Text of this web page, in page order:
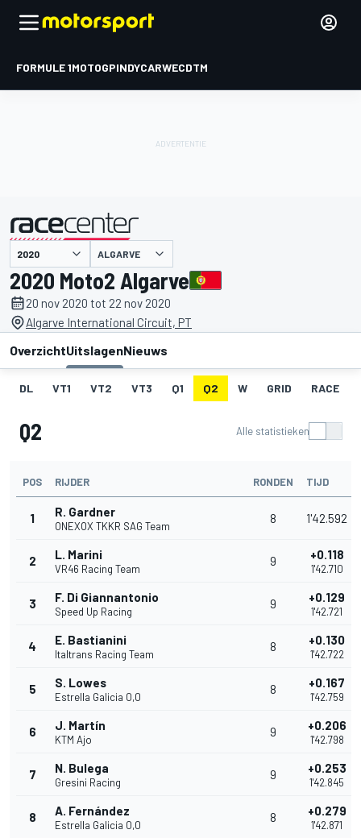
FORMULE 1MOTOGPINDYCARWECDTM
gepresenteerd door ALGARVE
2020 Moto2 Algarve
20 nov 2020 tot 22 nov 2020
Algarve International Circuit, PT
OverzichtUitslagenNieuws
DL VT1 VT2 VT3 Q1 Q2 W GRID RACE
Q2 Alle statistieken
POS RIJDER RONDEN TIJD
1 R. Gardner
ONEXOX TKKR SAG Team
8 1'42.592
2 L. Marini
VR46 Racing Team
9 +0.118
1'42.710
3 F. Di Giannantonio
Speed Up Racing
9 +0.129
1'42.721
4 E. Bastianini
Italtrans Racing Team
8 +0.130
1'42.722
5 S. Lowes
Estrella Galicia 0,0
8 +0.167
1'42.759
6 J. Martín
KTM Ajo
9 +0.206
1'42.798
7 N. Bulega
Gresini Racing
9 +0.253
1'42.845
8 A. Fernández
Estrella Galicia 0,0
8 +0.279
1'42.871